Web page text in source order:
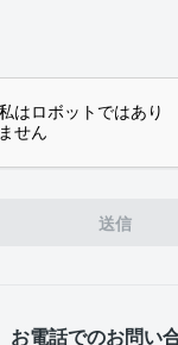
送信
お電話でのお問い